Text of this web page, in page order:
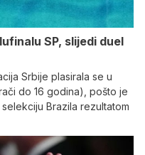
SP, slijedi duel
Srbije plasirala se u
do 16 godina), pošto je
Brazila rezultatom